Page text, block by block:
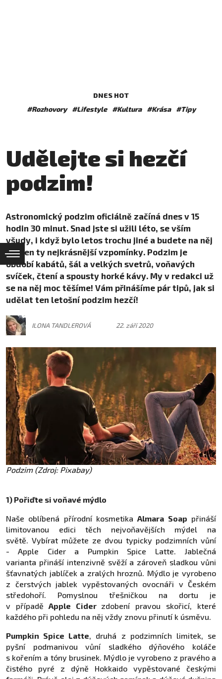
DNES HOT
#Rozhovory
#Lifestyle #Kultura #Krása #Tipy
Udělejte si hezčí
podzim!
Astronomický podzim oficiálně začíná dnes v 15
hodin 30 minut. Snad jste si užili léto, se vším
všudy, i když bylo letos trochu jiné a budete na něj
mít jen ty nejkrásnější vzpomínky. Podzim je
období kabátů, šál a velkých svetrů, voňavých
svíček, čtení a spousty horké kávy. My v redakci už
se na něj moc těšíme! Vám přinášíme pár tipů, jak si
udělat ten letošní podzim hezčí!
ILONA TANDLEROVÁ 22. září 2020
Podzim (Zdroj: Pixabay)
1) Pořiďte si voňavé mýdlo
Naše oblíbená přírodní kosmetikaAlmara Soap přináší
limitovanou edici těch nejvoňavějších mýdel na
světě. Vybírat můžete ze dvou typicky podzimních vůní
- Apple Cider a Pumpkin Spice Latte. Jablečná
varianta přináší intenzivně svěží a zároveň sladkou vůni
šťavnatých jablíček a zralých hroznů. Mýdlo je vyrobeno
z čerstvých jablek vypěstovaných ovocnáři v Českém
středohoří. Pomyslnou třešničkou na dortu je
v případě Apple Cider zdobení pravou skořicí, které
každého při pohledu na něj vždy znovu přinutí k úsměvu.
Pumpkin Spice Latte, druhá z podzimních limitek, se
pyšní podmanivou vůní sladkého dýňového koláče
s kořením a tóny brusinek. Mýdlo je vyrobeno z pravého a
čistého pyré z dýně Hokkaido vypěstované českými